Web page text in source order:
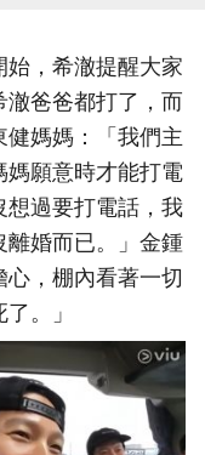
，希澈提醒大家
爸爸都打了，而
媽媽：「我們主
媽願意時才能打電
想過要打電話，我
離婚而已。」金鍾
，棚內看著一切
。」